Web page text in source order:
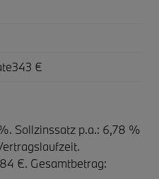
343 €
Sollzinssatz p.a.: 6,78 %
.
€. Gesamtbetrag: